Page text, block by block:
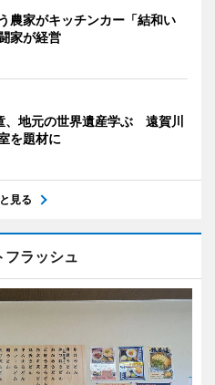
農家がキッチンカー「結和い
家が経営
、地元の世界遺産学ぶ 遠賀川
を題材に
見る
フラッシュ